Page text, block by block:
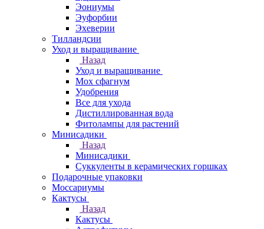
Эониумы
Эуфорбии
Эхеверии
Тилландсии
Уход и выращивание
Назад
Уход и выращивание
Мох сфагнум
Удобрения
Все для ухода
Дистиллированная вода
Фитолампы для растений
Минисадики
Назад
Минисадики
Суккуленты в керамических горшках
Подарочные упаковки
Моссариумы
Кактусы
Назад
Кактусы